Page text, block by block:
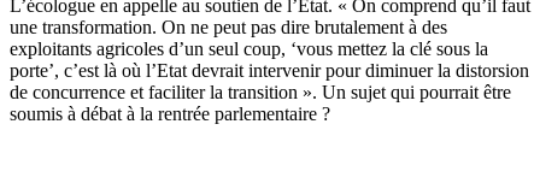
L’écologue en appelle au soutien de l’Etat. « On comprend qu’il faut
une transformation. On ne peut pas dire brutalement à des
exploitants agricoles d’un seul coup, ‘vous mettez la clé sous la
porte’, c’est là où l’Etat devrait intervenir pour diminuer la distorsion
de concurrence et faciliter la transition ». Un sujet qui pourrait être
soumis à débat à la rentrée parlementaire ?